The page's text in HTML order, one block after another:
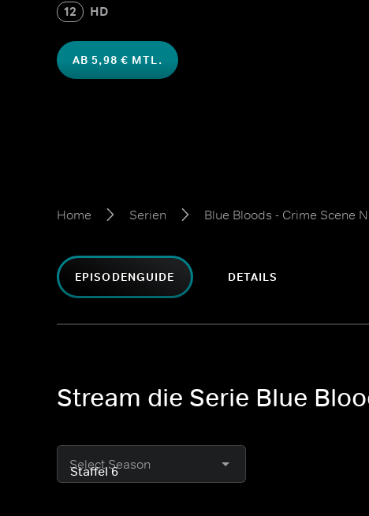
12 HD
AB 5,98 € MTL.
Home Serien Blue Bloods - Crime Scene
EPISODENGUIDE DETAILS
Stream die Serie Blue
Select Season